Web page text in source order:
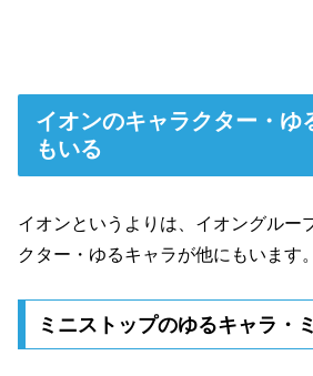
イオンのキャラクター・ゆ
もいる
イオンというよりは、イオングルー
クター・ゆるキャラが他にもいます。
ミニストップのゆるキャラ・